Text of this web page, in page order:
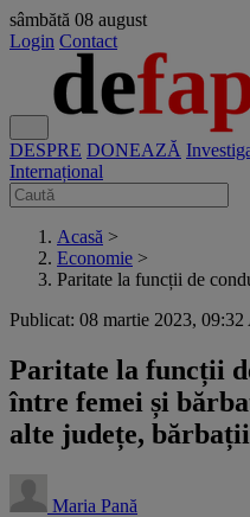
sâmbătă 08 august
Login Contact
DESPRE DONEAZĂ
Internațional
Acasă >
Economie >
Paritate la funcții de
Publicat: 08 martie 2023, 09:32
Paritate la funcții
între femei și
alte județe,
Maria Pană